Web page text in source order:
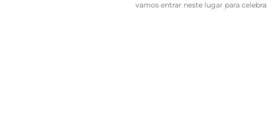
vamos entrar neste lugar para